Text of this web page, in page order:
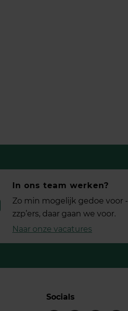
In ons team werken?
Zo min mogelijk gedoe voor ­
zzp’ers, daar gaan we voor.
Naar onze vacatures
Socials